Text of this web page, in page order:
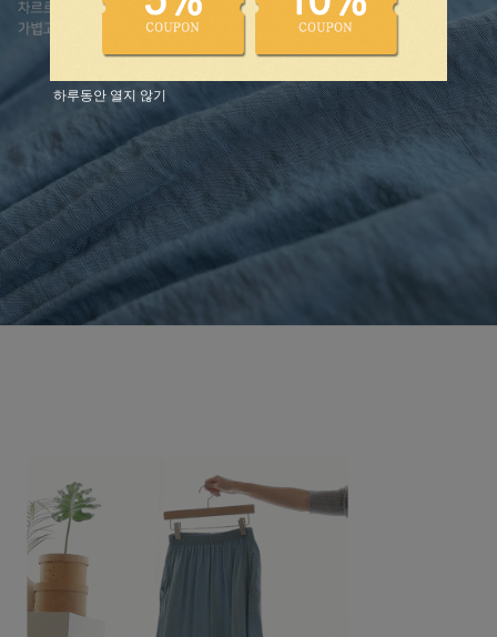
하루동안 열지 않기